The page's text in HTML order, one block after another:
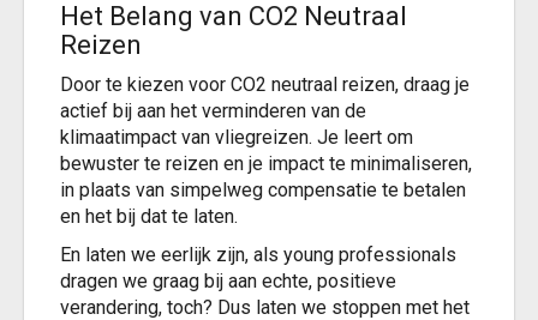
Het Belang van CO2 Neutraal
Reizen
Door te kiezen voor CO2 neutraal reizen, draag je
actief bij aan het verminderen van de
klimaatimpact van vliegreizen. Je leert om
bewuster te reizen en je impact te minimaliseren,
in plaats van simpelweg compensatie te betalen
en het bij dat te laten.
En laten we eerlijk zijn, als young professionals
dragen we graag bij aan echte, positieve
verandering, toch? Dus laten we stoppen met het